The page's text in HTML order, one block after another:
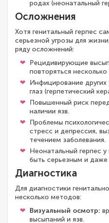
родах (неонатальный
Осложнения
Хотя генитальный герпес
серьезной угрозы для
ряду осложнений:
Рецидивирующие
повторяться несколько
Инфицирование других
глаз (герпетический
Повышенный риск
наличии язв.
Проблемы
стресс и депрессия,
течением заболевания.
Неонатальный герпес
быть серьезным и
Диагностика
Для диагностики
несколько методов:
Визуальный осмотр:
высыпаний и язв.